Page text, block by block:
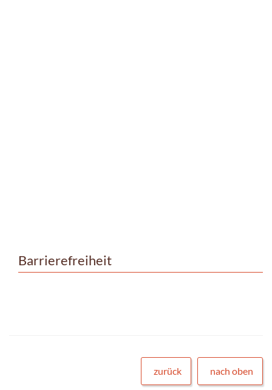
Barrierefreiheit
zurück nach oben